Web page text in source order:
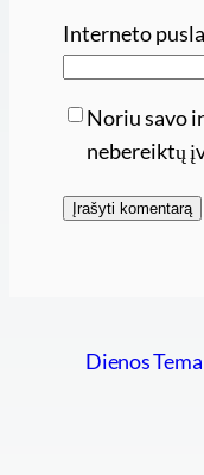
Interneto
Noriu savo
nebereiktų
Dienos Tema